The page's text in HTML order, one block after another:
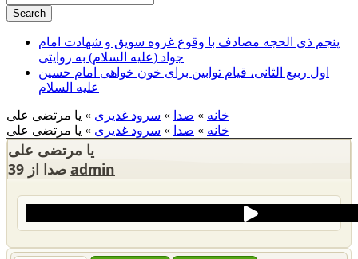
پنجم ذی الحجه مصادف با وقوع غزوه سویق و شهادت امام
جواد (علیه السلام) به روایتی
اول ربیع الثانی، قیام توابین برای خون خواهی امام حسین
علیه السلام
خانه » صدا » سرود غدیری » یا مرتضی علی
خانه » صدا » سرود غدیری » یا مرتضی علی
یا مرتضی علی
admin